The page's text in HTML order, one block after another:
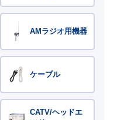
AMラジオ用機器
ケーブル
CATV/ヘッドエ